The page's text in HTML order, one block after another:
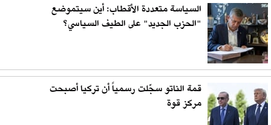
السياسة متعددة الأقطاب: أين سيتموضع
"الحزب الجديد" على الطيف السياسي؟
قمة الناتو سجّلت رسمياً أن تركيا أصبحت
مركز قوة